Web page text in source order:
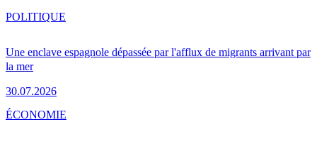
Une enclave espagnole dépassée par l'afflux de migrants arrivant par
la mer
30.07.2026
POLITIQUE
ÉCONOMIE